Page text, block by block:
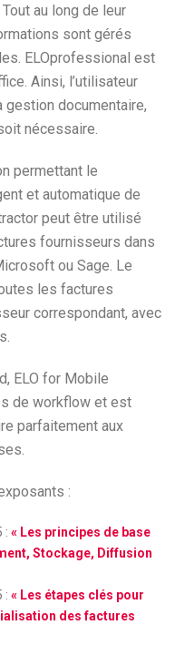
au long de leur
sont gérés
ELOprofessional est
Ainsi, l’utilisateur
documentaire,
nécessaire.
permettant le
et automatique de
peut être utilisé
fournisseurs dans
ou Sage. Le
les factures
correspondant, avec
ELO for Mobile
de workflow et est
parfaitement aux
:
: « Les principes de base
Stockage, Diffusion
: « Les étapes clés pour
des factures